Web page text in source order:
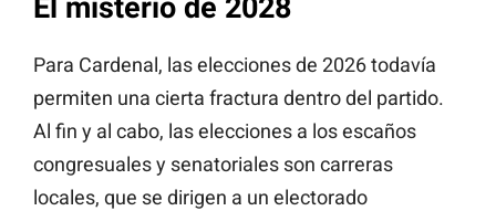
El misterio de 2028
Para Cardenal, las elecciones de 2026 todavía
permiten una cierta fractura dentro del partido.
Al fin y al cabo, las elecciones a los escaños
congresuales y senatoriales son carreras
locales, que se dirigen a un electorado